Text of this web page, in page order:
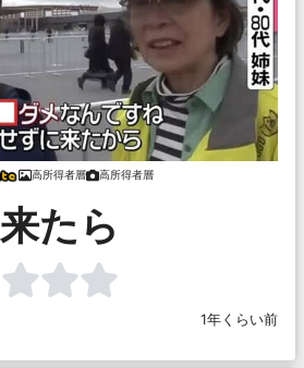
高所得者層 高所得者層
来たら
1年くらい前